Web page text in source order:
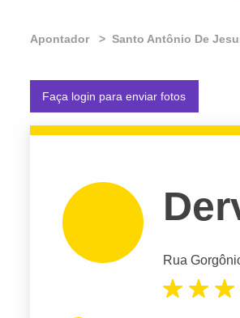
Apontador Santo Antônio De
Faça login para enviar fotos
Rua